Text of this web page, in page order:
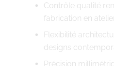
Contrôle qualité
fabrication en
Flexibilité
designs
Précision